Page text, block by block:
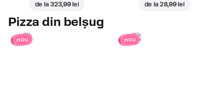
de la 323,99 lei de la 28,99 lei
Pizza din belșug
nou nou